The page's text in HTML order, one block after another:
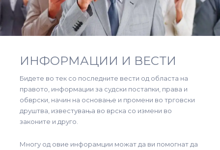
ИНФОРМАЦИИ И ВЕСТИ
Бидете во тек со последните вести од областа на
правото, информации за судски постапки, права и
обврски, начин на основање и промени во трговски
друштва, известувања во врска со измени во
законите и друго.
Многу од овие инфорамции можат да ви помогнат да